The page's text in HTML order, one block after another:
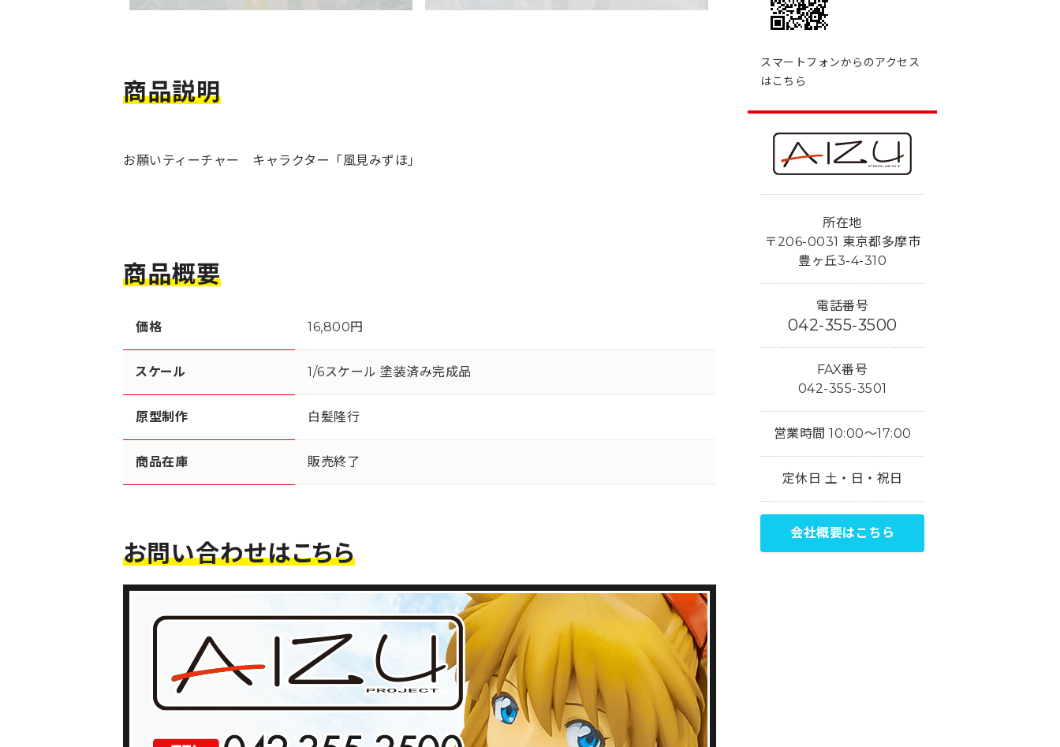
商品説明
お願いティーチャー キャラクター「風見みずほ」
商品概要
価格 16,800円
スケール 1/6スケール 塗装済み完成品
原型制作 白髪隆行
商品在庫 販売終了
お問い合わせはこちら
スマートフォンからのアクセス
はこちら
所在地
〒206-0031 東京都多摩市
豊ヶ丘3-4-310
電話番号
042-355-3500
FAX番号
042-355-3501
営業時間 10:00～17:00
定休日 土・日・祝日
会社概要はこちら